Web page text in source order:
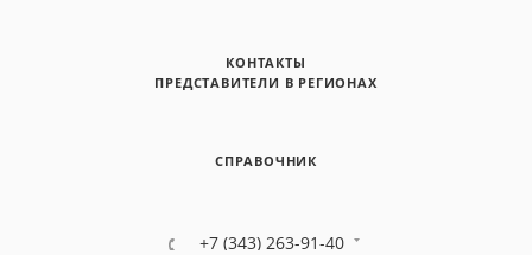
КОНТАКТЫ
ПРЕДСТАВИТЕЛИ В РЕГИОНАХ
СПРАВОЧНИК
+7 (343) 263-91-40